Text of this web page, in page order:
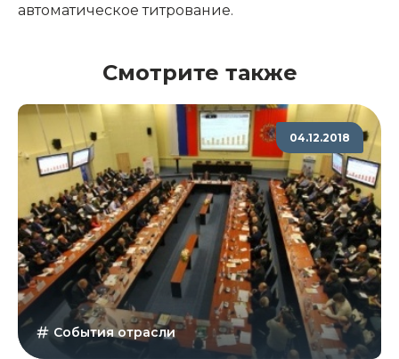
автоматическое титрование.
Смотрите также
04.12.2018
События отрасли